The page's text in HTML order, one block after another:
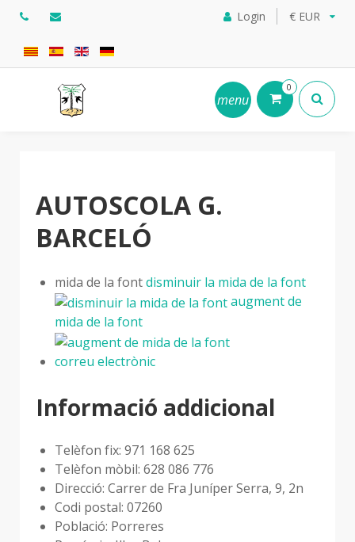
Login € EUR
menu
0
AUTOSCOLA G.
BARCELÓ
mida de la fontdisminuir la mida de la font
augment de
mida de la font
correu electrònic
Informació addicional
Telèfon fix: 971 168 625
Telèfon mòbil: 628 086 776
Direcció: Carrer de Fra Juníper Serra, 9, 2n
Codi postal: 07260
Població: Porreres